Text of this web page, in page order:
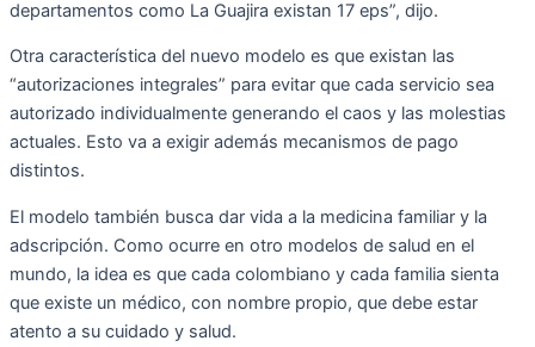
departamentos como La Guajira existan 17 eps”, dijo.
Otra característica del nuevo modelo es que existan las
“autorizaciones integrales” para evitar que cada servicio sea
autorizado individualmente generando el caos y las molestias
actuales. Esto va a exigir además mecanismos de pago
distintos.
El modelo también busca dar vida a la medicina familiar y la
adscripción. Como ocurre en otro modelos de salud en el
mundo, la idea es que cada colombiano y cada familia sienta
que existe un médico, con nombre propio, que debe estar
atento a su cuidado y salud.